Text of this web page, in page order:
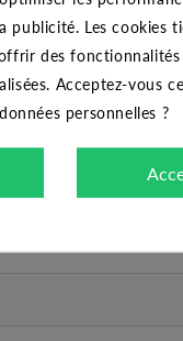
publicité. Les cookies
des
Acceptez-vous
personnelles ?